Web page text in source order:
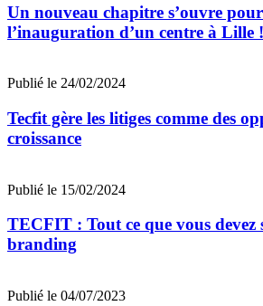
Un nouveau chapitre s’ouvre
l’inauguration d’un centre à Lille !
Publié le 24/02/2024
Tecfit gère les litiges comme des
croissance
Publié le 15/02/2024
TECFIT : Tout ce que vous devez
branding
Publié le 04/07/2023